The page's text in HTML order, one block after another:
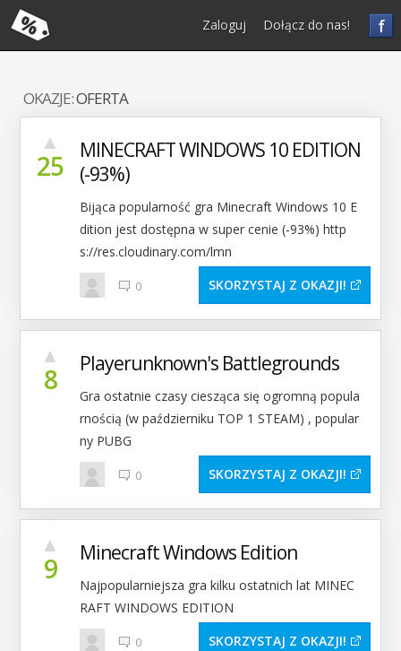
f
Zaloguj Dołącz do nas!
OKAZJE:OFERTA
25
▲
MINECRAFT WINDOWS 10 EDITION
(-93%)
Bijąca popularność gra Minecraft Windows 10 E
dition jest dostępna w super cenie (-93%) http
s://res.cloudinary.com/lmn
0 SKORZYSTAJ Z OKAZJI
8
▲ Playerunknown's Battlegrounds
Gra ostatnie czasy ciesząca się ogromną popula
rnością (w październiku TOP 1 STEAM) , popular
ny PUBG
0 SKORZYSTAJ Z OKAZJI
9
▲ Minecraft Windows Edition
Najpopularniejsza gra kilku ostatnich lat MINEC
RAFT WINDOWS EDITION
0 SKORZYSTAJ Z OKAZJI